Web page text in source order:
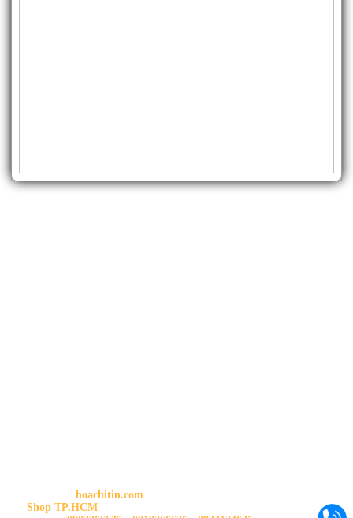
hoachitin.com
Shop TP.HCM